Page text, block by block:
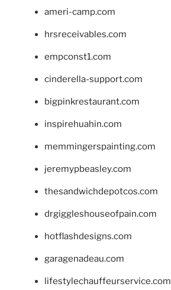
ameri-camp.com
hrsreceivables.com
empconst1.com
cinderella-support.com
bigpinkrestaurant.com
inspirehuahin.com
memmingerspainting.com
jeremypbeasley.com
thesandwichdepotcos.com
drgiggleshouseofpain.com
hotflashdesigns.com
garagenadeau.com
lifestylechauffeurservice.com